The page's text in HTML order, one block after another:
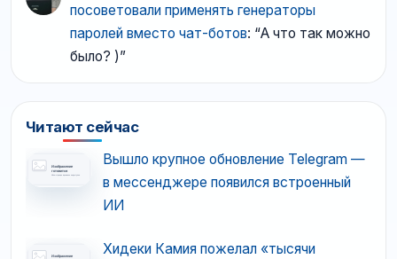
посоветовали применять генераторы
паролей вместо чат-ботов: “А что так можно
было? )”
Читают сейчас
Вышло крупное обновление Telegram —
в мессенджере появился встроенный
ИИ
Хидеки Камия пожелал «тысячи